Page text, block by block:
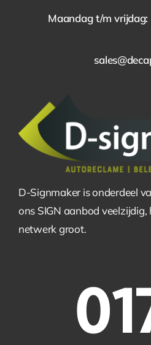
Maandag t/m
D-Signmaker is onderdeel
ons SIGN aanbod
netwerk groot.